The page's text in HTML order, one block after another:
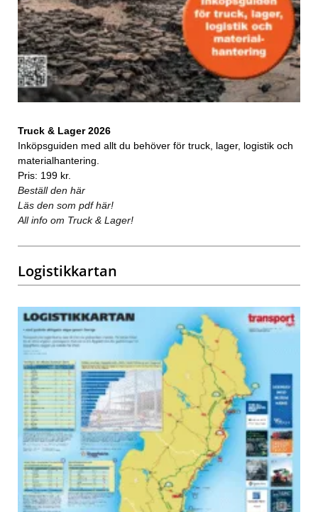
Truck & Lager 2026
Inköpsguiden med allt du behöver för truck, lager, logistik och
materialhantering.
Pris: 199 kr.
Beställ den här
Läs den som pdf här!
All info om Truck & Lager!
Logistikkartan